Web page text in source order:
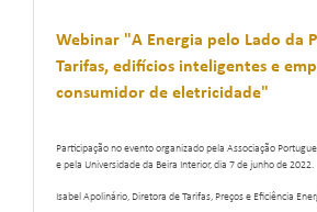
Webinar "A Energia pelo Lado da
Tarifas, edifícios inteligentes e
consumidor de eletricidade"
Participação no evento organizado pela Associação
e pela Universidade da Beira Interior, dia 7 de junho de 2022.
Isabel Apolinário, Diretora de Tarifas, Preços e Eficiência